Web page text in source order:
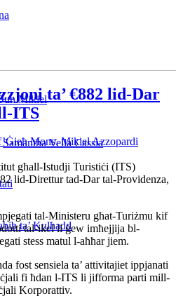
Mikiel
Mons. Mikiel Azzopardi
ta’ Kulħadd
ta’ €882 lid-Dar
ITS
Samantha Vella Cassia
għall-Istudji Turistiċi (ITS)
lid-Direttur tad-Dar tal-Providenza,
tal-Ministeru għat-Turiżmu kif
tal-ikel li ġew imħejjija bl-
stess matul l-aħħar jiem.
fost sensiela ta’ attivitajiet ippjanati
fi ħdan l-ITS li jifforma parti mill-
Korporattiv.